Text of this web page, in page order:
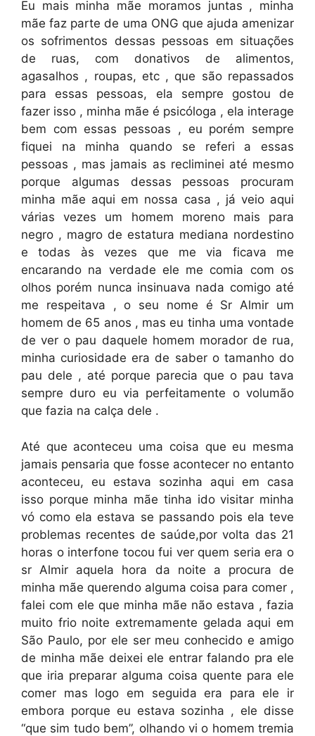
Eu mais minha mãe moramos juntas , minha
mãe faz parte de uma ONG que ajuda amenizar
os sofrimentos dessas pessoas em situações
de ruas, com donativos de alimentos,
agasalhos , roupas, etc , que são repassados
para essas pessoas, ela sempre gostou de
fazer isso , minha mãe é psicóloga , ela interage
bem com essas pessoas , eu porém sempre
fiquei na minha quando se referi a essas
pessoas , mas jamais as recliminei até mesmo
porque algumas dessas pessoas procuram
minha mãe aqui em nossa casa , já veio aqui
várias vezes um homem moreno mais para
negro , magro de estatura mediana nordestino
e todas às vezes que me via ficava me
encarando na verdade ele me comia com os
olhos porém nunca insinuava nada comigo até
me respeitava , o seu nome é Sr Almir um
homem de 65 anos , mas eu tinha uma vontade
de ver o pau daquele homem morador de rua,
minha curiosidade era de saber o tamanho do
pau dele , até porque parecia que o pau tava
sempre duro eu via perfeitamente o volumão
que fazia na calça dele .
Até que aconteceu uma coisa que eu mesma
jamais pensaria que fosse acontecer no entanto
aconteceu, eu estava sozinha aqui em casa
isso porque minha mãe tinha ido visitar minha
vó como ela estava se passando pois ela teve
problemas recentes de saúde,por volta das 21
horas o interfone tocou fui ver quem seria era o
sr Almir aquela hora da noite a procura de
minha mãe querendo alguma coisa para comer ,
falei com ele que minha mãe não estava , fazia
muito frio noite extremamente gelada aqui em
São Paulo, por ele ser meu conhecido e amigo
de minha mãe deixei ele entrar falando pra ele
que iria preparar alguma coisa quente para ele
comer mas logo em seguida era para ele ir
embora porque eu estava sozinha , ele disse
“que sim tudo bem”, olhando vi o homem tremia